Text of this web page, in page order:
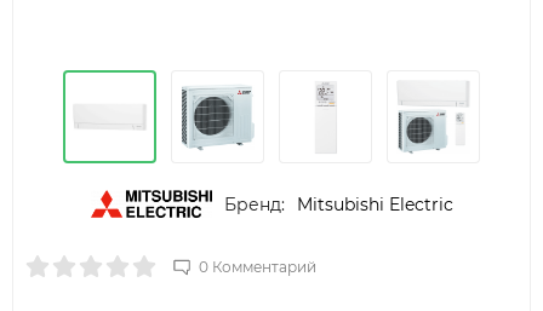
Бренд: Mitsubishi Electric
0 Комментарий